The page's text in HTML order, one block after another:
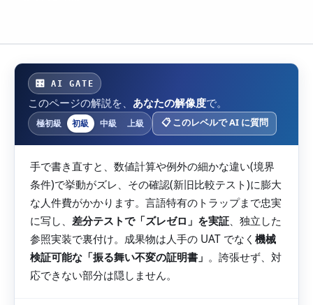
🎛 AI GATE
このページの解説を、 あなたの解像度で。
極初級 初級 中級 上級 📋 このレベルで AI に質問
手で書き直すと、数値計算や例外の細かな違い(境界
条件)で挙動がズレ、その確認(新旧比較テスト)に膨大
な人件費がかかります。言語特有のトラップまで忠実
に写し、 差分テストで「ズレゼロ」を実証、独立した
参照実装で裏付け。成果物は人手の UAT でなく 機械
検証可能な「振る舞い不変の証明書」 。誇張せず、対
応できない部分は隠しません。